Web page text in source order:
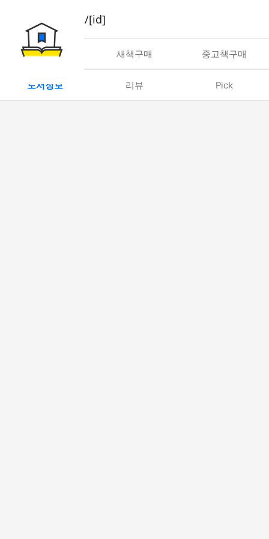
book/rent/[id]
대여 새책구매 중고책구매
도서정보 리뷰 Pick